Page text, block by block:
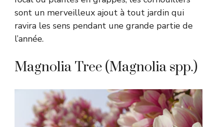
sont un merveilleux ajout à tout jardin qui
ravira les sens pendant une grande partie de
l’année.
Magnolia Tree (Magnolia spp.)